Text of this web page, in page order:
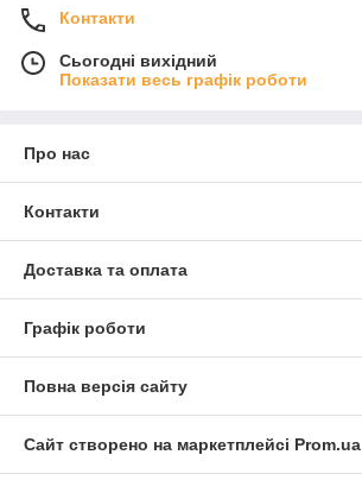
Контакти
Сьогодні вихідний
Показати весь графік роботи
Про нас
Контакти
Доставка та оплата
Графік роботи
Повна версія сайту
Сайт створено на маркетплейсі Prom.ua